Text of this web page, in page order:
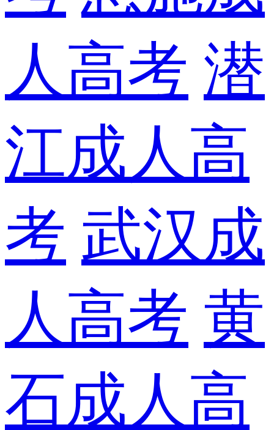
人高考 潜
江成人高
考 武汉成
人高考 黄
石成人高